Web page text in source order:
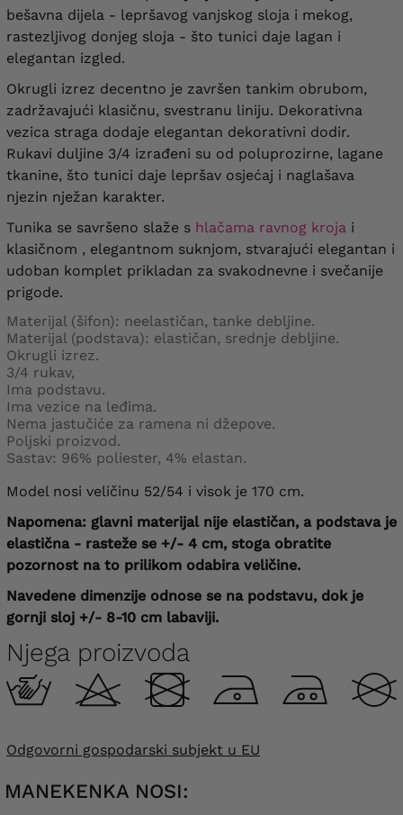
bešavna dijela - lepršavog vanjskog sloja i mekog,
rastezljivog donjeg sloja - što tunici daje lagan i
elegantan izgled.
Okrugli izrez decentno je završen tankim obrubom,
zadržavajući klasičnu, svestranu liniju. Dekorativna
vezica straga dodaje elegantan dekorativni dodir.
Rukavi duljine 3/4 izrađeni su od poluprozirne, lagane
tkanine, što tunici daje lepršav osjećaj i naglašava
njezin nježan karakter.
Tunika se savršeno slaže s hlačama ravnog kroja i
klasičnom , elegantnom suknjom, stvarajući elegantan i
udoban komplet prikladan za svakodnevne i svečanije
prigode.
Materijal (šifon): neelastičan, tanke debljine.
Materijal (podstava): elastičan, srednje debljine.
Okrugli izrez.
3/4 rukav,
Ima podstavu.
Ima vezice na leđima.
Nema jastučiće za ramena ni džepove.
Poljski proizvod.
Sastav: 96% poliester, 4% elastan.
Model nosi veličinu 52/54 i visok je 170 cm.
Napomena: glavni materijal nije elastičan, a podstava je
elastična - rasteže se +/- 4 cm, stoga obratite
pozornost na to prilikom odabira veličine.
Navedene dimenzije odnose se na podstavu, dok je
gornji sloj +/- 8-10 cm labaviji.
Njega proizvoda
Odgovorni gospodarski subjekt u EU
MANEKENKA NOSI: